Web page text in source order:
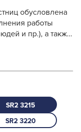
работы
и пр.), а также
SR2 3215
SR2 3220